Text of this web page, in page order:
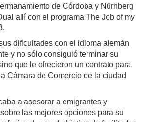
de Córdoba y Nürnberg
allí con el programa The Job of my
dificultades con el idioma alemán,
y no sólo consiguió terminar su
que le ofrecieron un contrato para
Cámara de Comercio de la ciudad
a asesorar a emigrantes y
las mejores opciones para su